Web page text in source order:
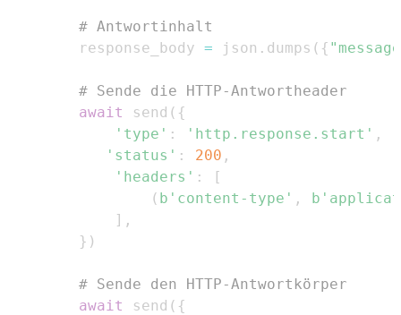
# Antwortinhalt
        response_body
= json . dumps ( {
# Sende die HTTP-Antwortheader
await
send ( {
'type' : 'http.response.start' ,
'status' : 200 ,
'headers' :
[
( b'content-type' ,
] ,
} )
# Sende den HTTP-Antwortkörper
await
send ( {